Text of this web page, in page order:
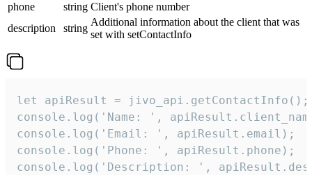
phone
string Client's phone number
description
string
Additional information about the client that was
set with setContactInfo
let apiResult = jivo_api.getContactInfo();
console.log('Name: ',
console.log('Email: ', apiResult.email);
console.log('Phone: ', apiResult.phone);
console.log('Description: ',